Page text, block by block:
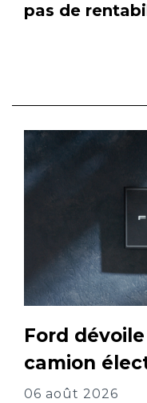
pas de
Ford
camion
06 août 2026